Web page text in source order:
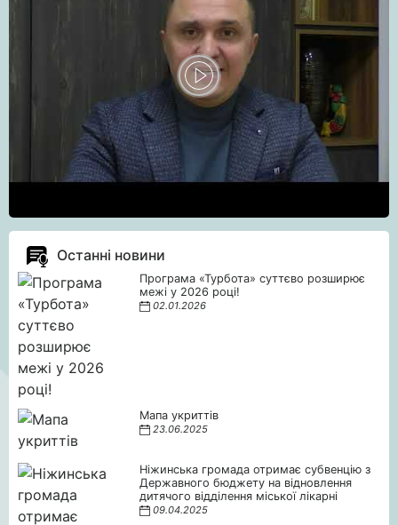
Останні новини
Програма «Турбота» суттєво розширює
межі у 2026 році!
02.01.2026
Мапа укриттів
23.06.2025
Ніжинська громада отримає субвенцію з
Державного бюджету на відновлення
дитячого відділення міської лікарні
09.04.2025